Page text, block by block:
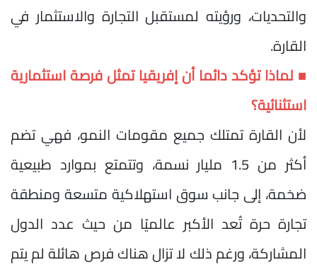
والتحديات، ورؤيته لمستقبل التجارة والاستثمار في
القارة.
■ لماذا تؤكد دائما أن إفريقيا تمثل فرصة استثمارية
استثنائية؟
لأن القارة تمتلك جميع مقومات النمو، فهي تضم
أكثر من 1.5 مليار نسمة، وتتمتع بموارد طبيعية
ضخمة، إلى جانب سوق استهلاكية متسعة ومنطقة
تجارة حرة تُعد الأكبر عالميًا من حيث عدد الدول
المشاركة، ورغم ذلك لا تزال هناك فرص هائلة لم يتم